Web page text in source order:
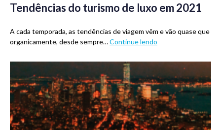
Tendências do turismo de luxo em 2021
A cada temporada, as tendências de viagem vêm e vão quase que
organicamente, desde sempre…Continue lendo